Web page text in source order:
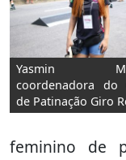
Yasmin
coordenadora do
de Patinação Giro
feminino de